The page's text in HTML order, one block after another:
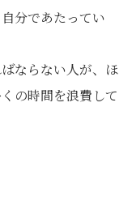
分であたってい
ならない人が、ほ
の時間を浪費して